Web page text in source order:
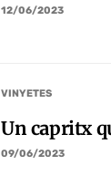
12/06/2023
VINYETES
Un capritx
09/06/2023